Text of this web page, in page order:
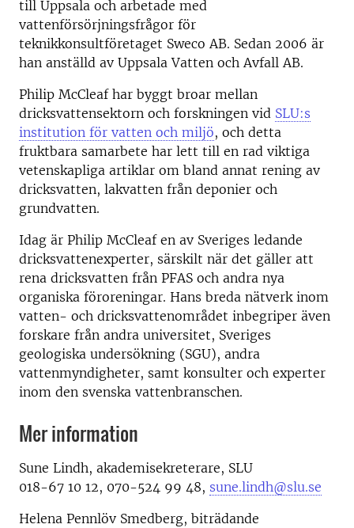
till Uppsala och arbetade med
vattenförsörjningsfrågor för
teknikkonsultföretaget Sweco AB. Sedan 2006 är
han anställd av Uppsala Vatten och Avfall AB.
Philip McCleaf har byggt broar mellan
dricksvattensektorn och forskningen vid SLU:s
institution för vatten och miljö, och detta
fruktbara samarbete har lett till en rad viktiga
vetenskapliga artiklar om bland annat rening av
dricksvatten, lakvatten från deponier och
grundvatten.
Idag är Philip McCleaf en av Sveriges ledande
dricksvattenexperter, särskilt när det gäller att
rena dricksvatten från PFAS och andra nya
organiska föroreningar. Hans breda nätverk inom
vatten- och dricksvattenområdet inbegriper även
forskare från andra universitet, Sveriges
geologiska undersökning (SGU), andra
vattenmyndigheter, samt konsulter och experter
inom den svenska vattenbranschen.
Mer information
Sune Lindh, akademisekreterare, SLU
018-67 10 12, 070-524 99 48, sune.lindh@slu.se
Helena Pennlöv Smedberg, biträdande